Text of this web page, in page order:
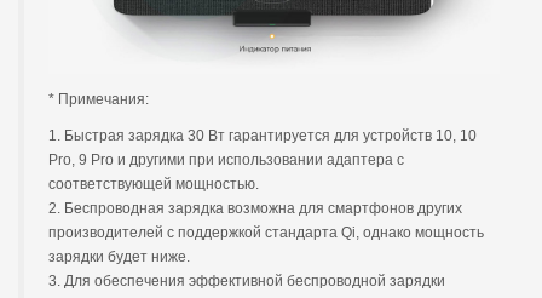
* Примечания:
1. Быстрая зарядка 30 Вт гарантируется для устройств 10, 10
Pro, 9 Pro и другими при использовании адаптера с
соответствующей мощностью.
2. Беспроводная зарядка возможна для смартфонов других
производителей с поддержкой стандарта Qi, однако мощность
зарядки будет ниже.
3. Для обеспечения эффективной беспроводной зарядки